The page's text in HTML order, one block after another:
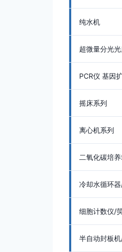
纯水机
超微量分光
PCR仪 基因
摇床系列
离心机系列
二氧化碳培
冷却水循环
细胞计数仪/
半自动封板